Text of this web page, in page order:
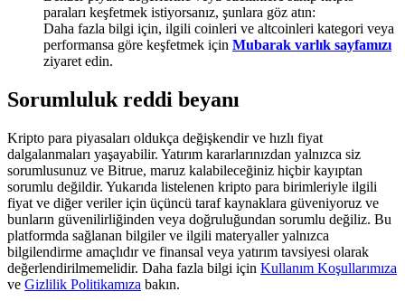
Deposit & Trade BTC to Share 25000 USDT prize pool!
Deposit CASHCAT & Win
Exclusive for BitMart Users
Register & Trade to Win 500,000 USDT
paraları keşfetmek istiyorsanız, şunlara göz atın:
Daha fazla bilgi için, ilgili coinleri ve altcoinleri kategori veya
performansa göre keşfetmek için Mubarak varlık sayfamızı
ziyaret edin.
Sorumluluk reddi beyanı
Kripto para piyasaları oldukça değişkendir ve hızlı fiyat
dalgalanmaları yaşayabilir. Yatırım kararlarınızdan yalnızca siz
sorumlusunuz ve Bitrue, maruz kalabileceğiniz hiçbir kayıptan
sorumlu değildir. Yukarıda listelenen kripto para birimleriyle ilgili
fiyat ve diğer veriler için üçüncü taraf kaynaklara güveniyoruz ve
bunların güvenilirliğinden veya doğruluğundan sorumlu değiliz. Bu
platformda sağlanan bilgiler ve ilgili materyaller yalnızca
bilgilendirme amaçlıdır ve finansal veya yatırım tavsiyesi olarak
değerlendirilmemelidir. Daha fazla bilgi için Kullanım Koşullarımıza
ve Gizlilik Politikamıza bakın.